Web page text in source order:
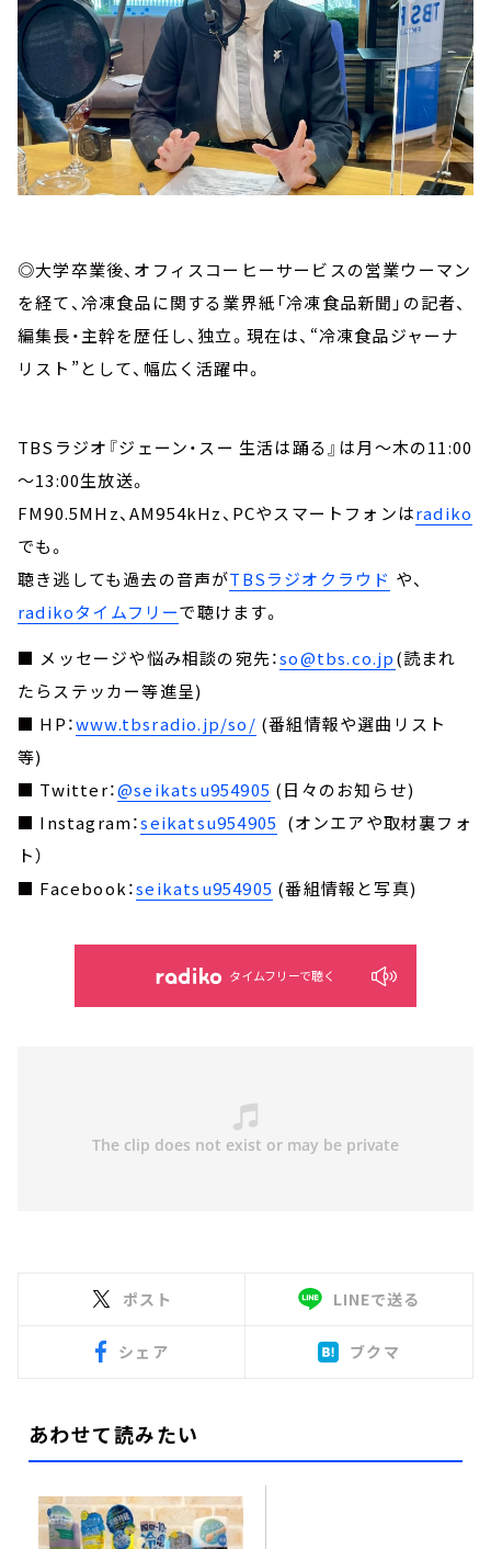
◎大学卒業後、オフィスコーヒーサービスの営業ウーマン
を経て、冷凍食品に関する業界紙「冷凍食品新聞」の記者、
編集長・主幹を歴任し、独立。現在は、“冷凍食品ジャーナ
リスト”として、幅広く活躍中。
TBSラジオ『ジェーン・スー 生活は踊る』は月～木の11:00
～13:00生放送。
FM90.5MHz、AM954kHz、PCやスマートフォンはradiko
でも。
聴き逃しても過去の音声がTBSラジオクラウド や、
radikoタイムフリーで聴けます。
■ メッセージや悩み相談の宛先：so@tbs.co.jp(読まれ
たらステッカー等進呈)
■ HP：www.tbsradio.jp/so/ (番組情報や選曲リスト
等)
■ Twitter：@seikatsu954905 (日々のお知らせ)
■ Instagram：seikatsu954905 (オンエアや取材裏フォ
ト）
■ Facebook：seikatsu954905 (番組情報と写真)
タイムフリーで聴く
ポスト LINEで送る
シェア ブクマ
あわせて読みたい